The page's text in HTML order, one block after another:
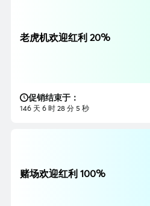
老虎机欢迎红利 20%
促销结束于：
146 天 6 时 28 分 3 秒
赌场欢迎红利 100%